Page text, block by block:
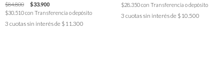
$84.800
$33.900
$30.510con Transferencia o depósito
3 cuotas sin interés de $11.300
$28.350con Transferencia o depósito
3 cuotas sin interés de $10.500